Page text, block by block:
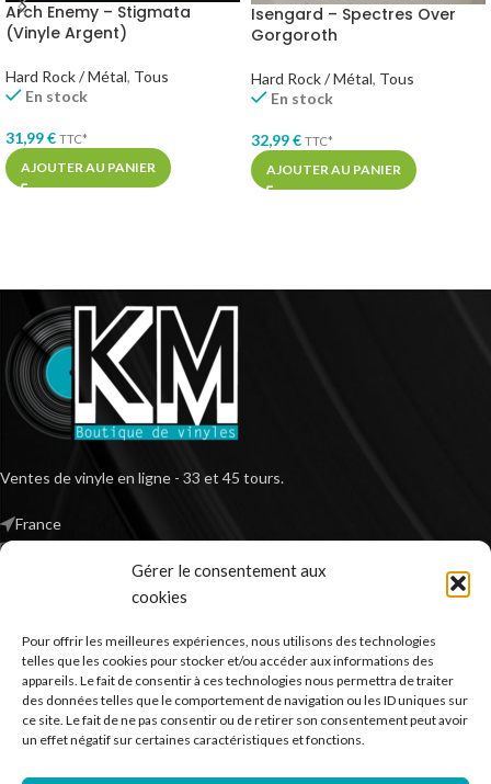
Gérer le consentement aux
cookies
Pour offrir les meilleures expériences, nous utilisons des technologies
telles que les cookies pour stocker et/ou accéder aux informations des
appareils. Le fait de consentir à ces technologies nous permettra de traiter
des données telles que le comportement de navigation ou les ID uniques sur
ce site. Le fait de ne pas consentir ou de retirer son consentement peut avoir
un effet négatif sur certaines caractéristiques et fonctions.
Arch Enemy – Stigmata
(Vinyle Argent)
Hard Rock / Métal, Tous
En stock
31,99€ TTC*
AJOUTER AU PANIER
Isengard – Spectres Over
Gorgoroth
Hard Rock / Métal, Tous
En stock
32,99€ TTC*
AJOUTER AU PANIER
Ventes de vinyle en ligne - 33 et 45 tours.
France
*TVA non applicable – article 293 B du CGI
RECHERCHER DES PRODUITS